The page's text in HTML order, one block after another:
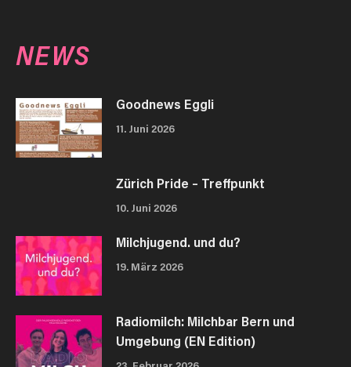
NEWS
Goodnews Eggli
11. Juni 2026
Zürich Pride – Treffpunkt
10. Juni 2026
Milchjugend. und du?
19. März 2026
Radiomilch: Milchbar Bern und
Umgebung (EN Edition)